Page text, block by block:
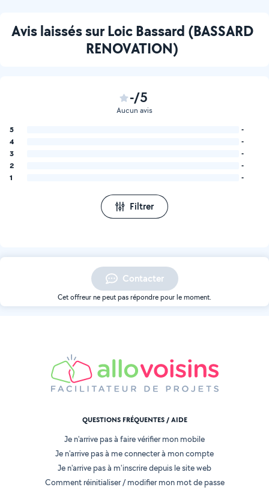
Avis laissés sur Loic Bassard (BASSARD
RENOVATION)
-/5
Aucun avis
5
-
4
-
3
-
2
-
1
-
Filtrer
Contacter
Cet offreur ne peut pas répondre pour le moment.
QUESTIONS FRÉQUENTES / AIDE
Je n'arrive pas à faire vérifier mon mobile
Je n'arrive pas à me connecter à mon compte
Je n'arrive pas à m'inscrire depuis le site web
Comment réinitialiser / modifier mon mot de passe